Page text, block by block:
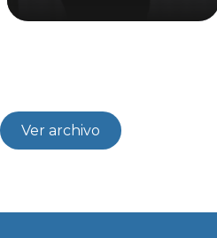
Ver archivo